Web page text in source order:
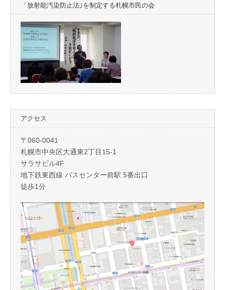
「放射能汚染防止法｣を制定する札幌市民の会
アクセス
〒060-0041
札幌市中央区大通東2丁目15-1
サラサビル4F
地下鉄東西線 バスセンター前駅 5番出口
徒歩1分